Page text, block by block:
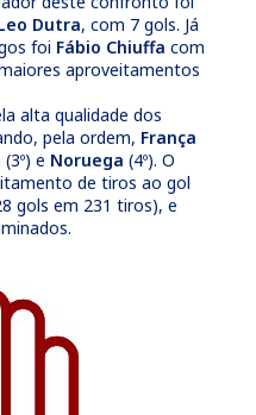
Dutra, com 7 gols. Já
foi Fábio Chiuffa com
aproveitamentos
alta qualidade dos
pela ordem, França
(3º) e Noruega (4º). O
de tiros ao gol
gols em 231 tiros), e